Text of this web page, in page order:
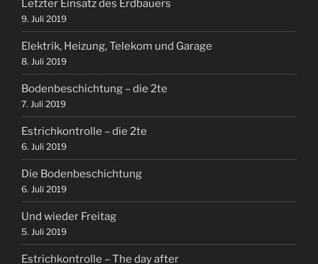
Letzter Einsatz des Erdbauers
9. Juli 2019
Elektrik, Heizung, Telekom und Garage
8. Juli 2019
Bodenbeschichtung – die 2te
7. Juli 2019
Estrichkontrolle – die 2te
6. Juli 2019
Die Bodenbeschichtung
6. Juli 2019
Und wieder Freitag
5. Juli 2019
Estrichkontrolle – The day after